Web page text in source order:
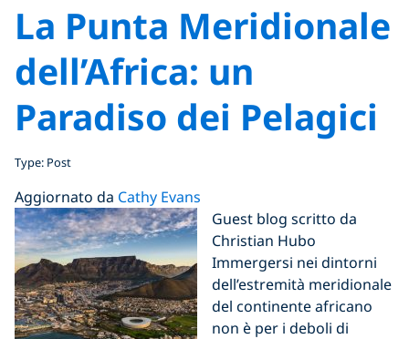
La Punta Meridionale
dell’Africa: un
Paradiso dei Pelagici
Type: Post
Aggiornato da Cathy Evans
Guest blog scritto da
Christian Hubo
Immergersi nei dintorni
dell’estremità meridionale
del continente africano
non è per i deboli di